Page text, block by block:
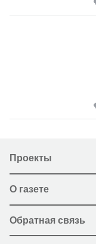
Проекты
О газете
Обратная связь